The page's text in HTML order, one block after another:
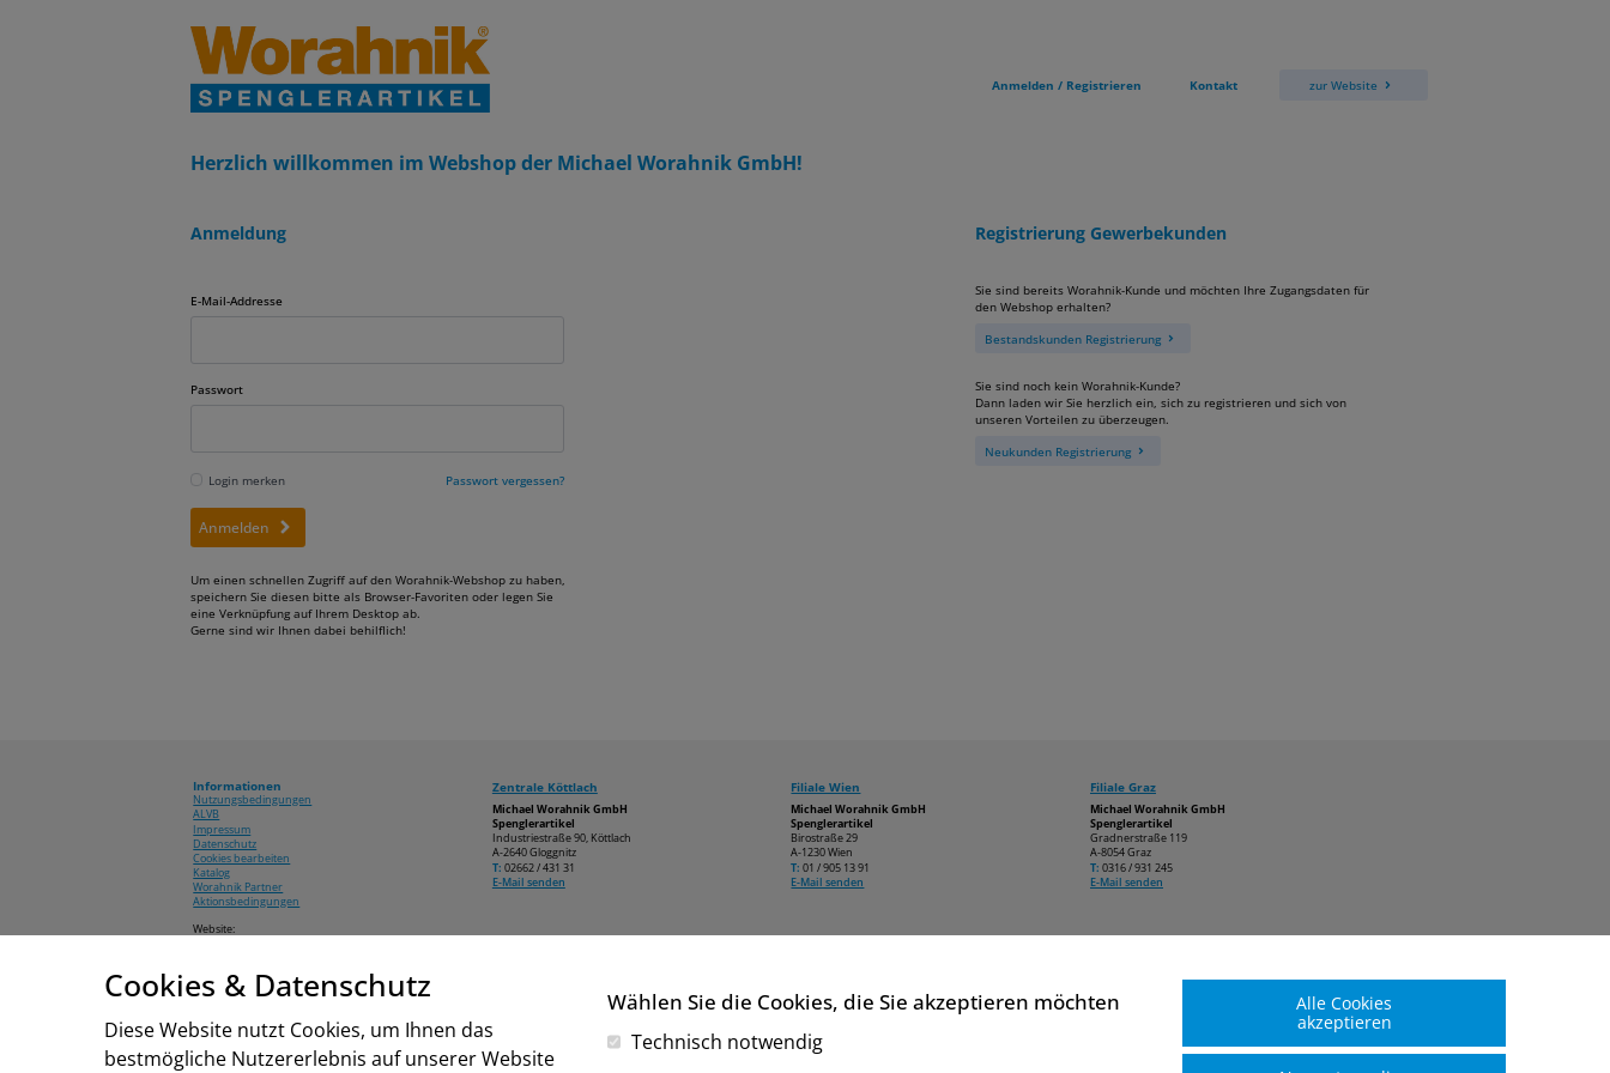
Anmelden / Registrieren Kontakt zur Website
Herzlich willkommen im Webshop der Michael Worahnik GmbH!
Anmeldung
E-Mail-Addresse
Passwort
Login merken Passwort vergessen?
Anmelden
Um einen schnellen Zugriff auf den Worahnik-Webshop zu haben,
speichern Sie diesen bitte als Browser-Favoriten oder legen Sie
eine Verknüpfung auf Ihrem Desktop ab.
Gerne sind wir Ihnen dabei behilflich!
Registrierung Gewerbekunden
Sie sind bereits Worahnik-Kunde und möchten Ihre Zugangsdaten für
den Webshop erhalten?
Bestandskunden Registrierung
Sie sind noch kein Worahnik-Kunde?
Dann laden wir Sie herzlich ein, sich zu registrieren und sich von
unseren Vorteilen zu überzeugen.
Neukunden Registrierung
Informationen
Nutzungsbedingungen
ALVB
Impressum
Datenschutz
Cookies bearbeiten
Katalog
Worahnik Partner
Aktionsbedingungen
Website:
Zentrale Köttlach
Michael Worahnik GmbH
Spenglerartikel
Industriestraße 90, Köttlach
A-2640 Gloggnitz
T: 02662 / 431 31
E-Mail senden
Filiale Wien
Michael Worahnik GmbH
Spenglerartikel
Birostraße 29
A-1230 Wien
T: 01 / 905 13 91
E-Mail senden
Filiale Graz
Michael Worahnik GmbH
Spenglerartikel
Gradnerstraße 119
A-8054 Graz
T: 0316 / 931 245
E-Mail senden
Cookies & Datenschutz
Diese Website nutzt Cookies, um Ihnen das
bestmögliche Nutzererlebnis auf unserer Website
Wählen Sie die Cookies, die Sie akzeptieren möchten
Technisch notwendig
Alle Cookies
akzeptieren